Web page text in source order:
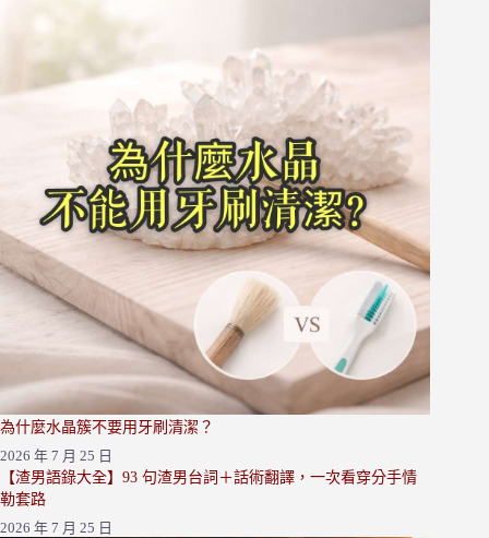
為什麼水晶簇不要用牙刷清潔？
2026 年 7 月 25 日
【渣男語錄大全】93 句渣男台詞＋話術翻譯，一次看穿分手情
勒套路
2026 年 7 月 25 日